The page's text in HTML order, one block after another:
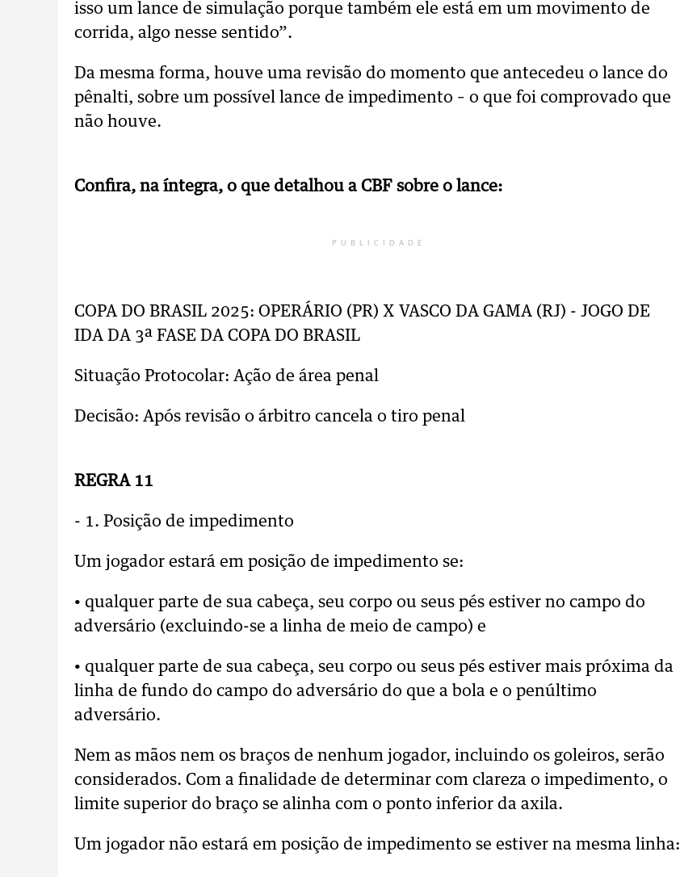
isso um lance de simulação porque também ele está em um movimento de
corrida, algo nesse sentido”.
Da mesma forma, houve uma revisão do momento que antecedeu o lance do
pênalti, sobre um possível lance de impedimento – o que foi comprovado que
não houve.
Confira, na íntegra, o que detalhou a CBF sobre o lance:
PUBLICIDADE
COPA DO BRASIL 2025: OPERÁRIO (PR) X VASCO DA GAMA (RJ) - JOGO DE
IDA DA 3ª FASE DA COPA DO BRASIL
Situação Protocolar: Ação de área penal
Decisão: Após revisão o árbitro cancela o tiro penal
REGRA 11
- 1. Posição de impedimento
Um jogador estará em posição de impedimento se:
• qualquer parte de sua cabeça, seu corpo ou seus pés estiver no campo do
adversário (excluindo-se a linha de meio de campo) e
• qualquer parte de sua cabeça, seu corpo ou seus pés estiver mais próxima da
linha de fundo do campo do adversário do que a bola e o penúltimo
adversário.
Nem as mãos nem os braços de nenhum jogador, incluindo os goleiros, serão
considerados. Com a finalidade de determinar com clareza o impedimento, o
limite superior do braço se alinha com o ponto inferior da axila.
Um jogador não estará em posição de impedimento se estiver na mesma linha: